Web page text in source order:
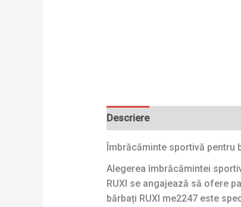
Descriere
Îmbrăcăminte sportivă pentru
Alegerea îmbrăcămintei
RUXI se angajează să ofere
bărbați RUXI me2247 este